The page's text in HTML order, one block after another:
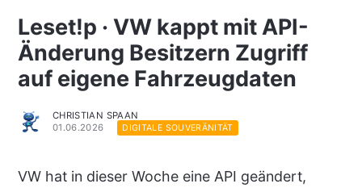
Leset!p · VW kappt mit API-
Änderung Besitzern Zugriff
auf eigene Fahrzeugdaten
CHRISTIAN SPAAN
01.06.2026
DIGITALE SOUVERÄNITÄT
VW hat in dieser Woche eine API geändert,